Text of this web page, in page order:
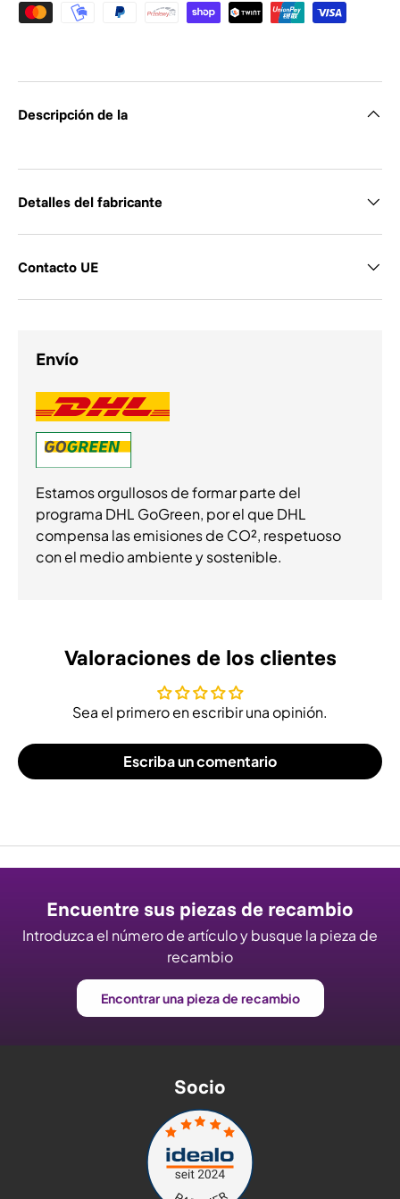
Descripción de la
Detalles del fabricante
Contacto UE
Envío
Estamos orgullosos de formar parte del
programa DHL GoGreen, por el que DHL
compensa las emisiones de CO², respetuoso
con el medio ambiente y sostenible.
Valoraciones de los clientes
Sea el primero en escribir una opinión.
Escriba un comentario
Encuentre sus piezas de recambio
Introduzca el número de artículo y busque la pieza de
recambio
Encontrar una pieza de recambio
Socio